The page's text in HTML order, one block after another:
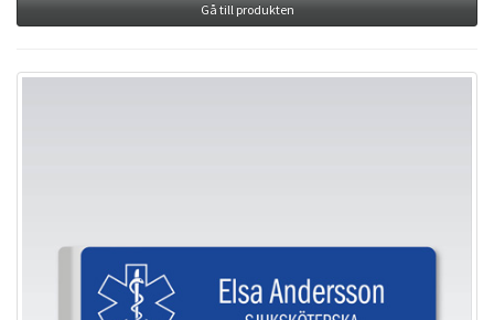
Gå till produkten